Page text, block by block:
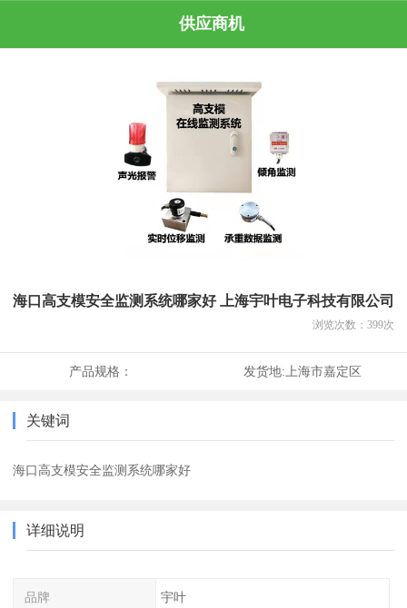
供应商机
海口高支模安全监测系统哪家好 上海宇叶电子科技有限公司
浏览次数： 399次
产品规格： 发货地:上海市嘉定区
关键词
海口高支模安全监测系统哪家好
详细说明
品牌 宇叶